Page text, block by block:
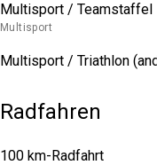
Multisport / Teamstaffel
Multisport
Multisport / Triathlon
Radfahren
100 km-Radfahrt